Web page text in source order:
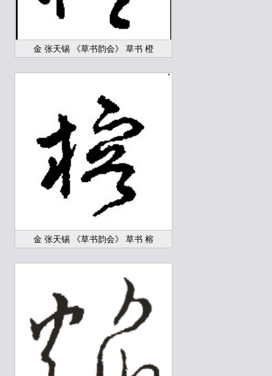
金 张天锡 《草书韵会》 草书 橙
金 张天锡 《草书韵会》 草书 榕